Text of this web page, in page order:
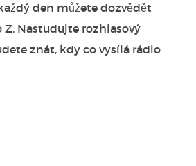
den můžete dozvědět
Z. Nastudujte rozhlasový
znát, kdy co vysílá rádio